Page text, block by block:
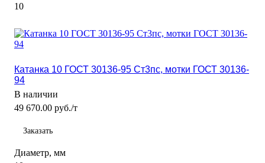
10
Катанка 10 ГОСТ 30136-95 Ст3пс, мотки ГОСТ 30136-
94
В наличии
49 670.00 руб./т
Заказать
Диаметр, мм